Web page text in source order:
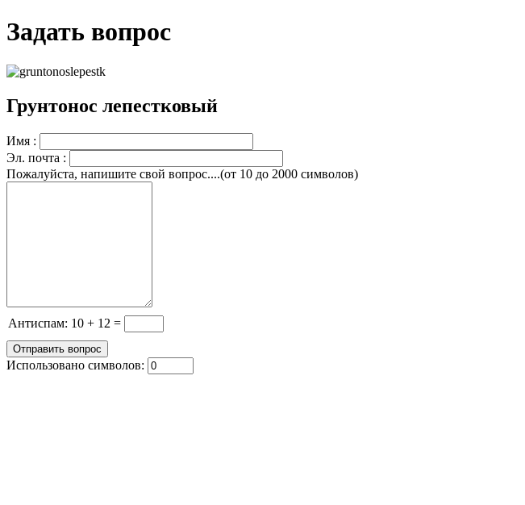
Задать вопрос
Грунтонос лепестковый
Имя :
Эл. почта :
Пожалуйста, напишите свой вопрос....(от 10 до 2000 символов)
Антиcпам: 10 + 12 =
Использовано символов: